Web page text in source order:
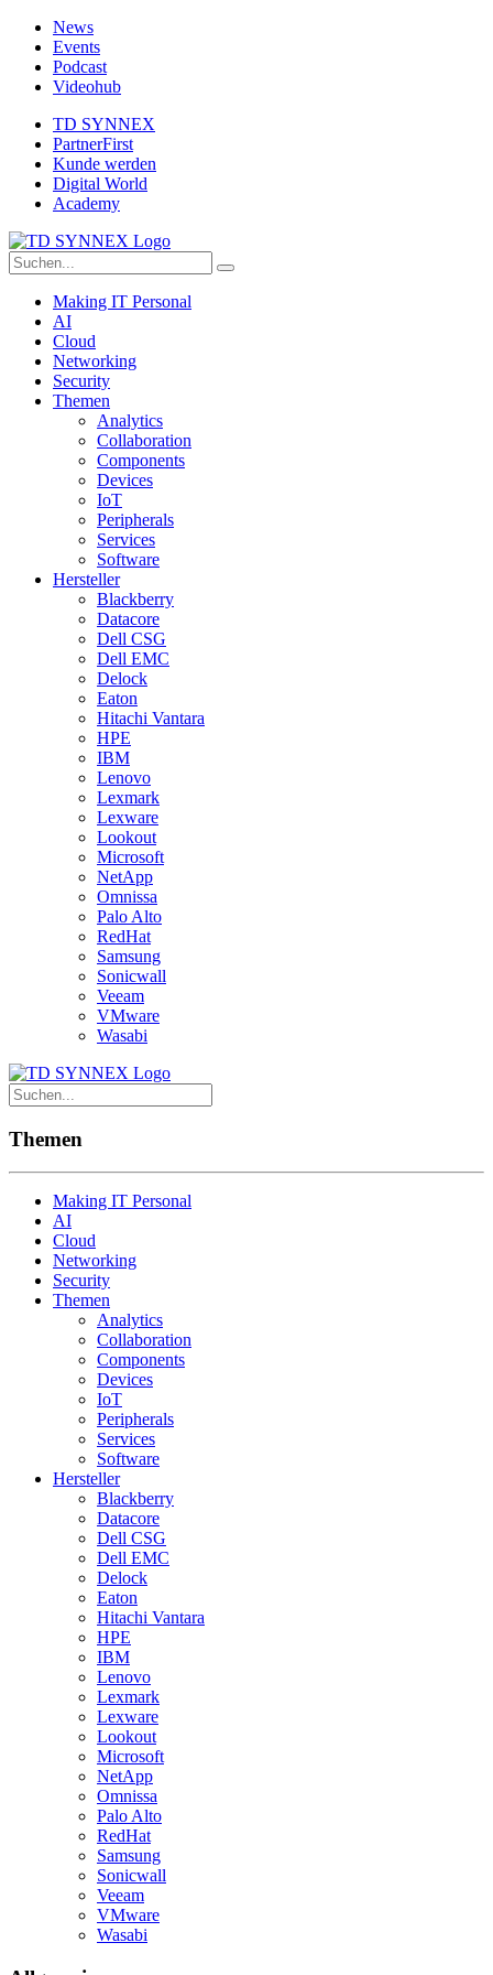
News
Events
Podcast
Videohub
TD SYNNEX
PartnerFirst
Kunde werden
Digital World
Academy
Making IT Personal
AI
Cloud
Networking
Security
Themen
Analytics
Collaboration
Components
Devices
IoT
Peripherals
Services
Software
Hersteller
Blackberry
Datacore
Dell CSG
Dell EMC
Delock
Eaton
Hitachi Vantara
HPE
IBM
Lenovo
Lexmark
Lexware
Lookout
Microsoft
NetApp
Omnissa
Palo Alto
RedHat
Samsung
Sonicwall
Veeam
VMware
Wasabi
Themen
Making IT Personal
AI
Cloud
Networking
Security
Themen
Analytics
Collaboration
Components
Devices
IoT
Peripherals
Services
Software
Hersteller
Blackberry
Datacore
Dell CSG
Dell EMC
Delock
Eaton
Hitachi Vantara
HPE
IBM
Lenovo
Lexmark
Lexware
Lookout
Microsoft
NetApp
Omnissa
Palo Alto
RedHat
Samsung
Sonicwall
Veeam
VMware
Wasabi